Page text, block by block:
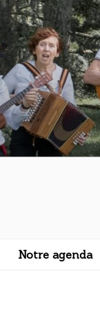
Notre agenda